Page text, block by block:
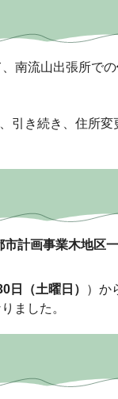
南流山出張所での
引き続き、住所変
市計画事業木地区
日（土曜日）
）か
ました。